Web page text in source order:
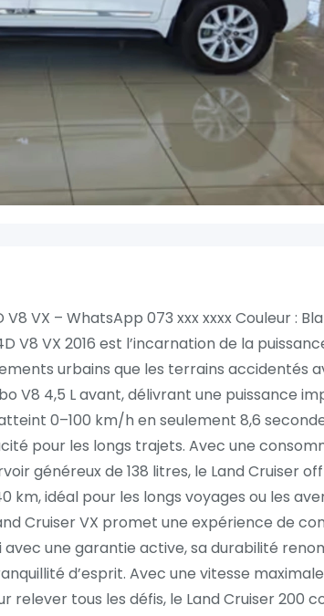
VX – WhatsApp 073 xxx xxxx Couleur :
V8 VX 2016 est l’incarnation de la
urbains que les terrains accidentés
V8 4,5 L avant, délivrant une puissance
0–100 km/h en seulement 8,6
pour les longs trajets. Avec une
généreux de 138 litres, le Land Cruiser
km, idéal pour les longs voyages ou les
Cruiser VX promet une expérience de
avec une garantie active, sa durabilité
d’esprit. Avec une vitesse
relever tous les défis, le Land Cruiser 200